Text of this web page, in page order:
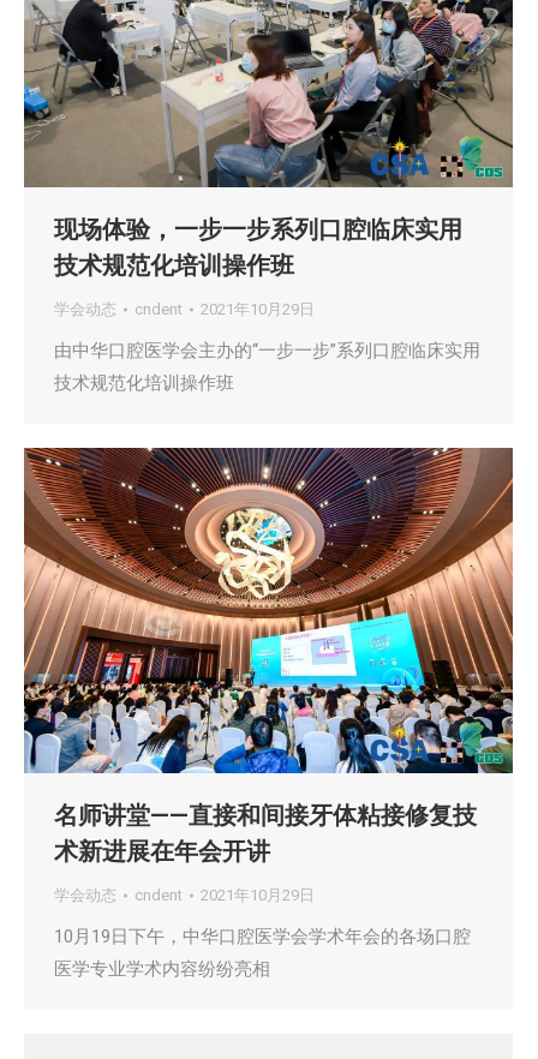
现场体验，一步一步系列口腔临床实用
技术规范化培训操作班
学会动态 cndent 2021年10月29日
由中华口腔医学会主办的“一步一步”系列口腔临床实用
技术规范化培训操作班
名师讲堂——直接和间接牙体粘接修复技
术新进展在年会开讲
学会动态 cndent 2021年10月29日
10月19日下午，中华口腔医学会学术年会的各场口腔
医学专业学术内容纷纷亮相